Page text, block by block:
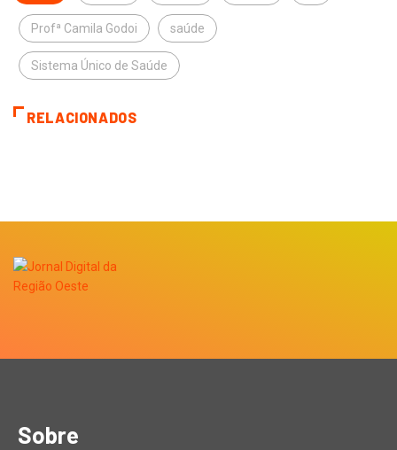
Profª Camila Godoi saúde
Sistema Único de Saúde
RELACIONADOS
Sobre